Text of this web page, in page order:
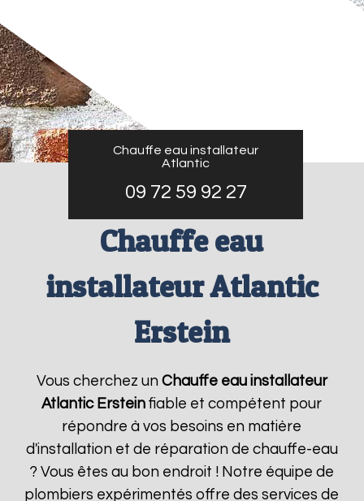
Chauffe eau installateur
Atlantic
09 72 59 92 27
Chauffe eau
installateur Atlantic
Erstein
Vous cherchez un Chauffe eau installateur
Atlantic Erstein fiable et compétent pour
répondre à vos besoins en matière
d'installation et de réparation de chauffe-eau
? Vous êtes au bon endroit ! Notre équipe de
plombiers expérimentés offre des services de